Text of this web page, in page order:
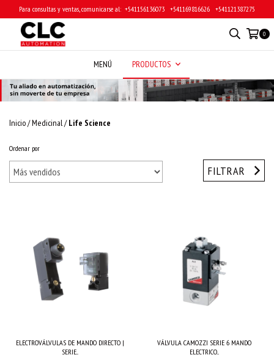
Para consultas y ventas, comunicarse al: ‎ +541156136073 ‎ ‎ +541169816626 ‎ ‎ +541121387275
0
MENÚ PRODUCTOS
Inicio/Medicinal/ Life Science
Ordenar por
FILTRAR
ELECTROVÁLVULAS DE MANDO DIRECTO |
SERIE...
VÁLVULA CAMOZZI SERIE 6 MANDO
ELECTRICO...